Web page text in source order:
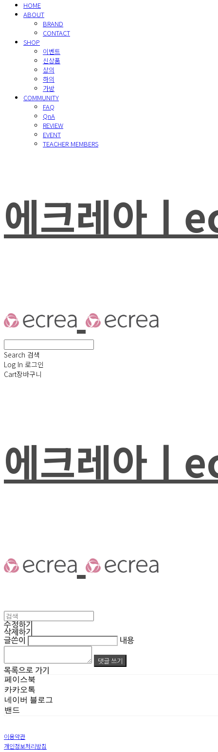
HOME
ABOUT
BRAND
CONTACT
SHOP
이벤트
신상품
상의
하의
가방
COMMUNITY
FAQ
QnA
REVIEW
EVENT
TEACHER MEMBERS
에크레아ㅣ
Search 검색
Log In 로그인
Cart장바구니
에크레아ㅣ
수정하기
삭제하기
글쓴이
내용
댓글 쓰기
목록으로 가기
페이스북
카카오톡
네이버 블로그
밴드
이용약관
개인정보처리방침